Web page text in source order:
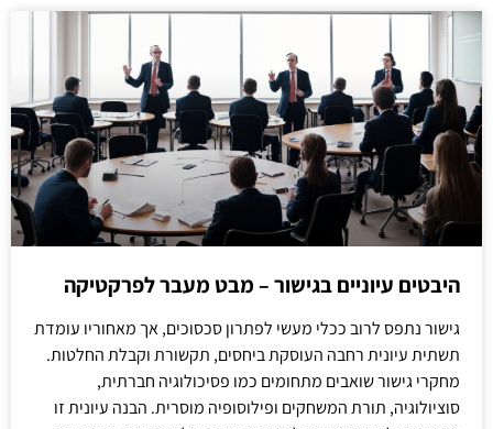
היבטים עיוניים בגישור – מבט מעבר לפרקטיקה
גישור נתפס לרוב ככלי מעשי לפתרון סכסוכים, אך מאחוריו עומדת
תשתית עיונית רחבה העוסקת ביחסים, תקשורת וקבלת החלטות.
מחקרי גישור שואבים מתחומים כמו פסיכולוגיה חברתית,
סוציולוגיה, תורת המשחקים ופילוסופיה מוסרית. הבנה עיונית זו